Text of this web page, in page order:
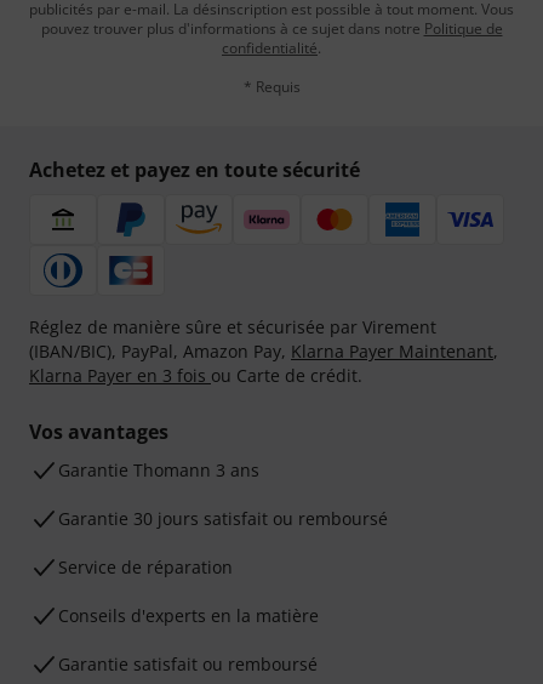
publicités par e-mail. La désinscription est possible à tout moment. Vous
pouvez trouver plus d'informations à ce sujet dans notre Politique de
confidentialité.
* Requis
Achetez et payez en toute sécurité
Réglez de manière sûre et sécurisée par Virement
(IBAN/BIC), PayPal, Amazon Pay, Klarna Payer Maintenant,
Klarna Payer en 3 fois ou Carte de crédit.
Vos avantages
Ga­ran­tie Thomann 3 ans
Garantie 30 jours satisfait ou remboursé
Service de réparation
Conseils d'experts en la matière
Garantie satisfait ou remboursé